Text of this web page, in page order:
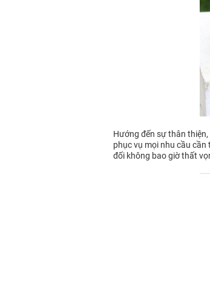
Hướng đến sự thân
phục vụ mọi nhu cầu
đối không bao giờ thất